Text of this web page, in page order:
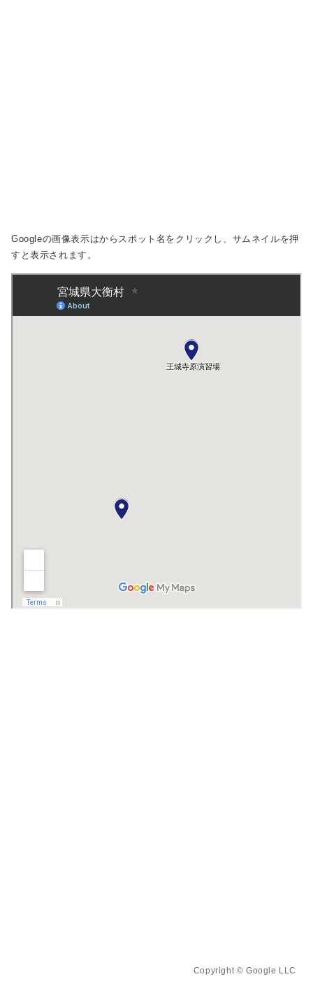
Googleの画像表示はからスポット名をクリックし、サムネイルを押
すと表示されます。
Copyright © Google LLC